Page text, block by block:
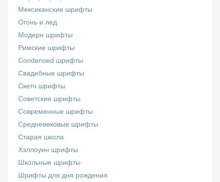
Мексиканские шрифты
Огонь и лед
Модерн шрифты
Римские шрифты
Сondensed шрифты
Свадебные шрифты
Скетч шрифты
Советские шрифты
Современные шрифты
Средневековые шрифты
Старая школа
Хэллоуин шрифты
Школьные шрифты
Шрифты для дня рождения